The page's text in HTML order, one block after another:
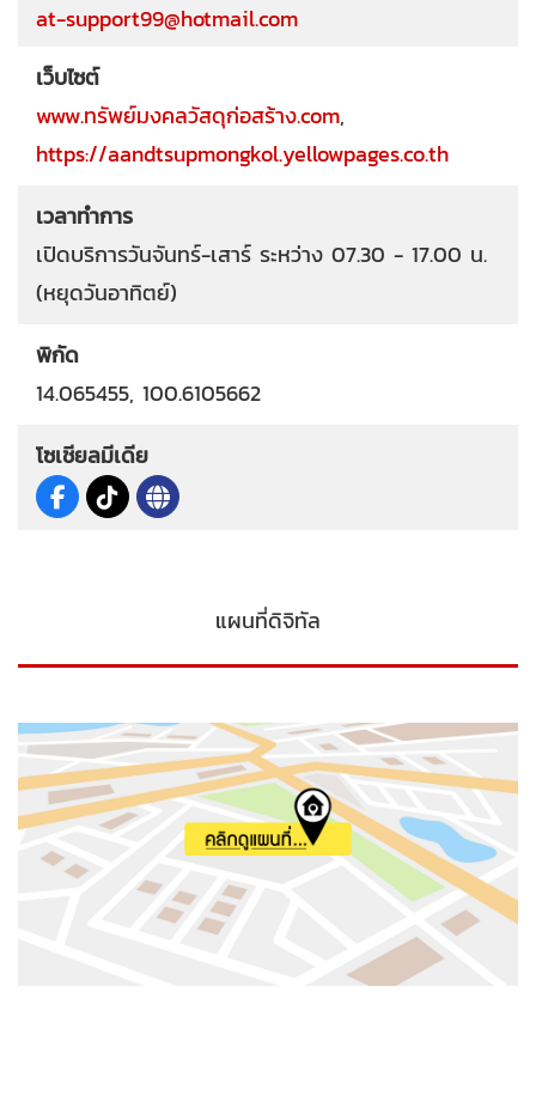
at-support99@hotmail.com
เว็บไซต์
www.ทรัพย์มงคลวัสดุก่อสร้าง.com,
https://aandtsupmongkol.yellowpages.co.th
เวลาทำการ
เปิดบริการวันจันทร์-เสาร์ ระหว่าง 07.30 - 17.00 น.
(หยุดวันอาทิตย์)
พิกัด
14.065455, 100.6105662
โซเชียลมีเดีย
แผนที่ดิจิทัล